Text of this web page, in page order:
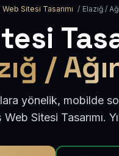
Web Sitesi Tasarımı / Elazığ /
/
yönelik, mobilde
Sitesi Tasarımı.